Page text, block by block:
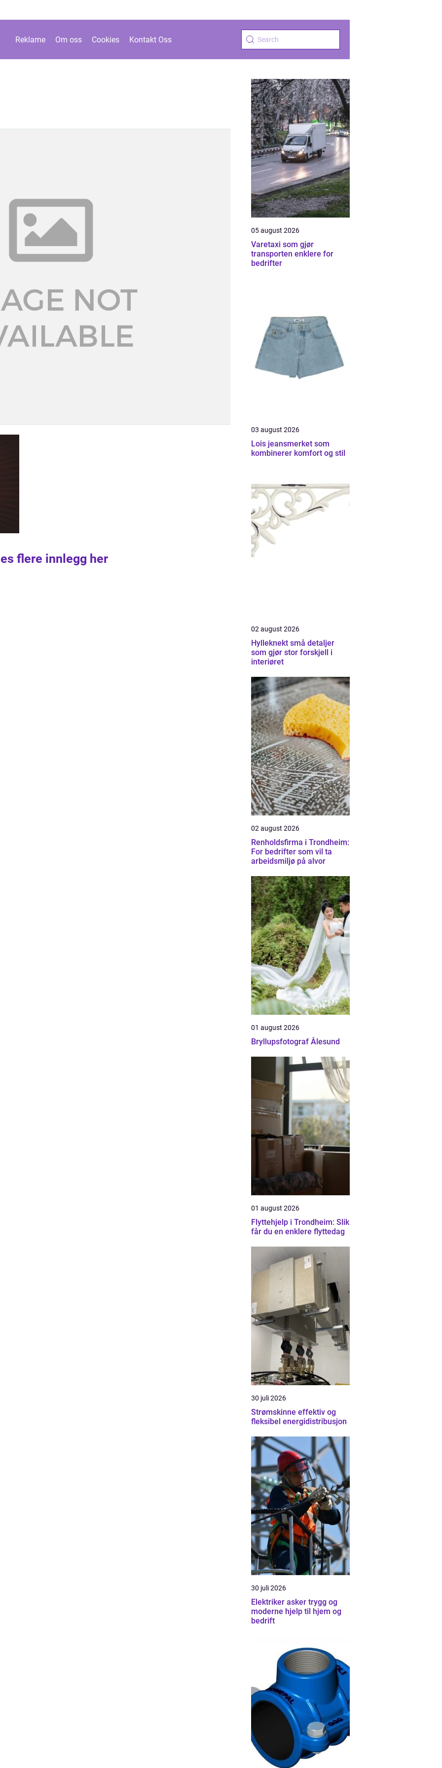
Reklame Om oss Cookies Kontakt Oss
flere innlegg her
05 august 2026
Varetaxi som gjør
transporten enklere for
bedrifter
03 august 2026
Lois jeansmerket som
kombinerer komfort og stil
02 august 2026
Hylleknekt små detaljer
som gjør stor forskjell i
interiøret
02 august 2026
Renholdsfirma i Trondheim:
For bedrifter som vil ta
arbeidsmiljø på alvor
01 august 2026
Bryllupsfotograf Ålesund
01 august 2026
Flyttehjelp i Trondheim: Slik
får du en enklere flyttedag
30 juli 2026
Strømskinne effektiv og
fleksibel energidistribusjon
30 juli 2026
Elektriker asker trygg og
moderne hjelp til hjem og
bedrift